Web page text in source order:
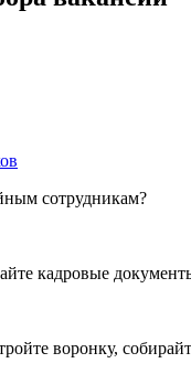
сотрудникам?
кадровые
воронку,